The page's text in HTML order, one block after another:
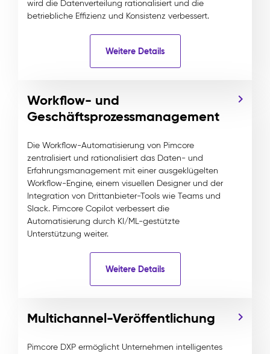
wird die Datenverteilung rationalisiert und die
betriebliche Effizienz und Konsistenz verbessert.
Weitere Details
Workflow- und
Geschäftsprozessmanagement
Die Workflow-Automatisierung von Pimcore
zentralisiert und rationalisiert das Daten- und
Erfahrungsmanagement mit einer ausgeklügelten
Workflow-Engine, einem visuellen Designer und der
Integration von Drittanbieter-Tools wie Teams und
Slack. Pimcore Copilot verbessert die
Automatisierung durch KI/ML-gestützte
Unterstützung weiter.
Weitere Details
Multichannel-Veröffentlichung
Pimcore DXP ermöglicht Unternehmen intelligentes